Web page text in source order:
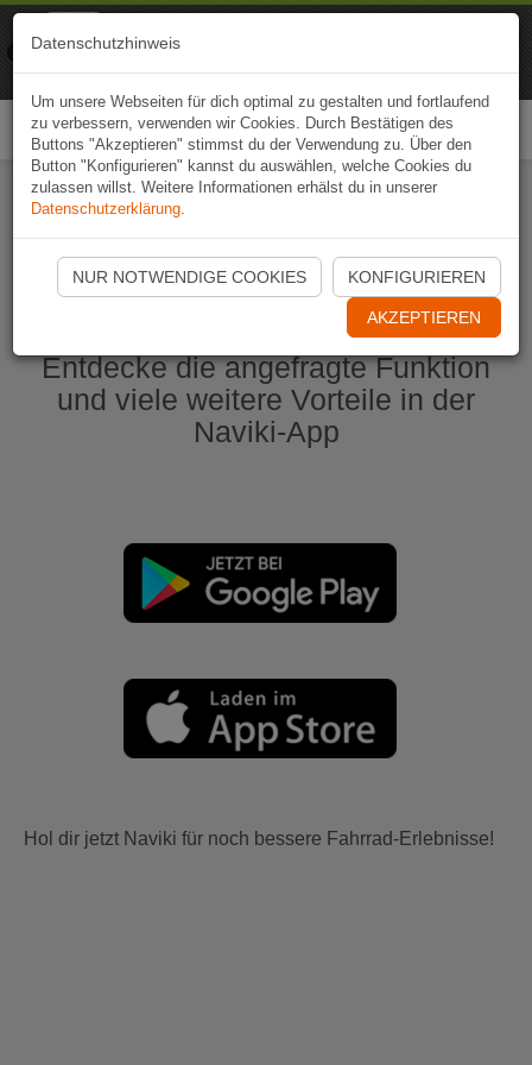
Naviki App jetzt öffnen
Entdecke die angefragte Funktion
und viele weitere Vorteile in der
Naviki-App
Hol dir jetzt Naviki für noch bessere Fahrrad-Erlebnisse!
Datenschutzhinweis
Um unsere Webseiten für dich optimal zu gestalten und fortlaufend
zu verbessern, verwenden wir Cookies. Durch Bestätigen des
Buttons "Akzeptieren" stimmst du der Verwendung zu. Über den
Button "Konfigurieren" kannst du auswählen, welche Cookies du
zulassen willst. Weitere Informationen erhälst du in unserer
Datenschutzerklärung.
NUR NOTWENDIGE COOKIES KONFIGURIEREN
AKZEPTIEREN
Naviki